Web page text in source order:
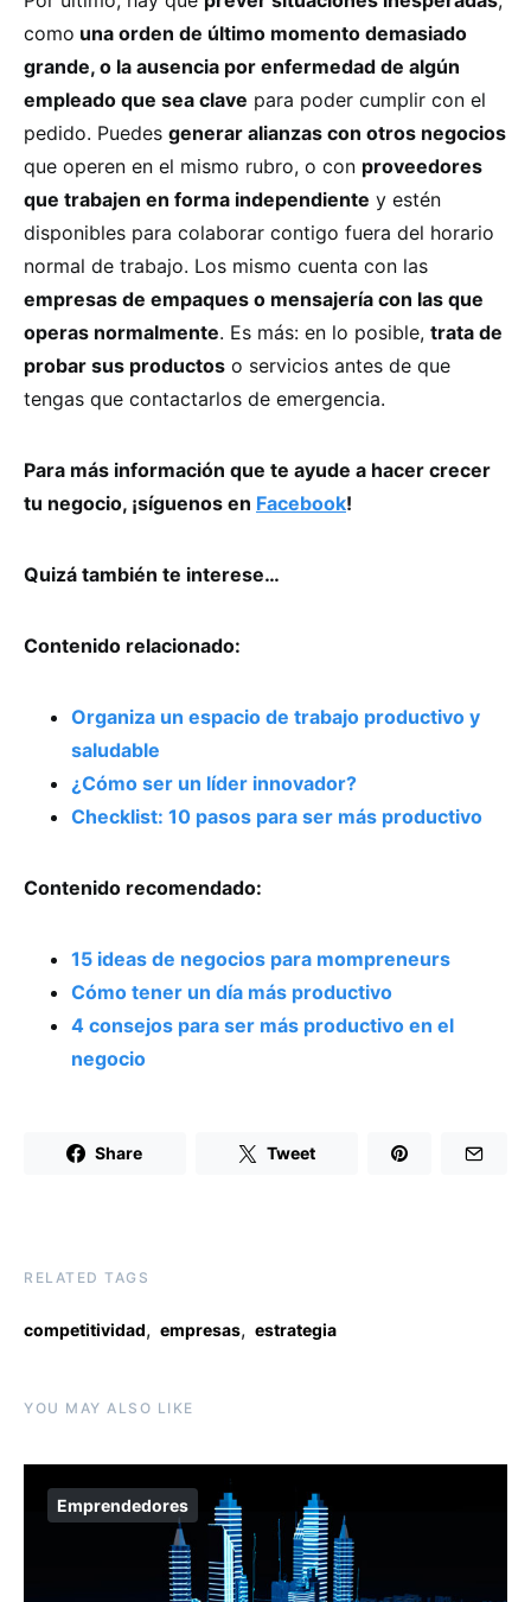
como una orden de último momento demasiado
grande, o la ausencia por enfermedad de algún
empleado que sea clave para poder cumplir con el
pedido. Puedes generar alianzas con otros negocios
que operen en el mismo rubro, o con proveedores
que trabajen en forma independiente y estén
disponibles para colaborar contigo fuera del horario
normal de trabajo. Los mismo cuenta con las
empresas de empaques o mensajería con las que
operas normalmente. Es más: en lo posible, trata de
probar sus productos o servicios antes de que
tengas que contactarlos de emergencia.
Para más información que te ayude a hacer crecer
tu negocio, ¡síguenos en Facebook!
Quizá también te interese…
Contenido relacionado:
Organiza un espacio de trabajo productivo y
saludable
¿Cómo ser un líder innovador?
Checklist: 10 pasos para ser más productivo
Contenido recomendado:
15 ideas de negocios para mompreneurs
Cómo tener un día más productivo
4 consejos para ser más productivo en el
negocio
Share Tweet
RELATED TAGS
competitividad, empresas, estrategia
YOU MAY ALSO LIKE
Emprendedores